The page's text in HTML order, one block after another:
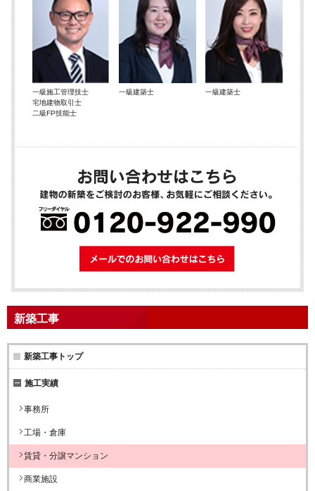
一級施工管理技士
宅地建物取引士
二級FP技能士
一級建築士 一級建築士
メールでのお
新築工事
新築工事トップ
施工実績
事務所
工場・倉庫
賃貸・分譲マンション
商業施設